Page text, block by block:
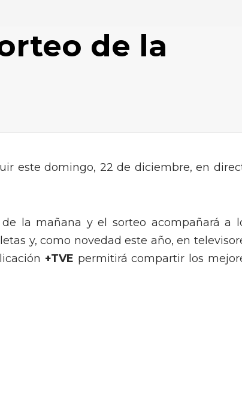
de la
este domingo, 22 de diciembre, en
la mañana y el sorteo acompañará a
y, como novedad este año, en
+TVE permitirá compartir los